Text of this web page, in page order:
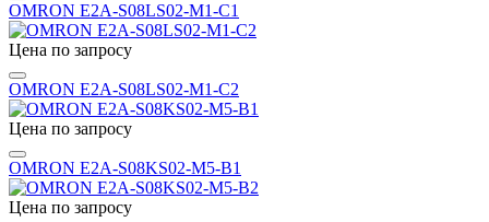
OMRON E2A-S08LS02-M1-C1
Цена по запросу
OMRON E2A-S08LS02-M1-C2
Цена по запросу
OMRON E2A-S08KS02-M5-B1
Цена по запросу